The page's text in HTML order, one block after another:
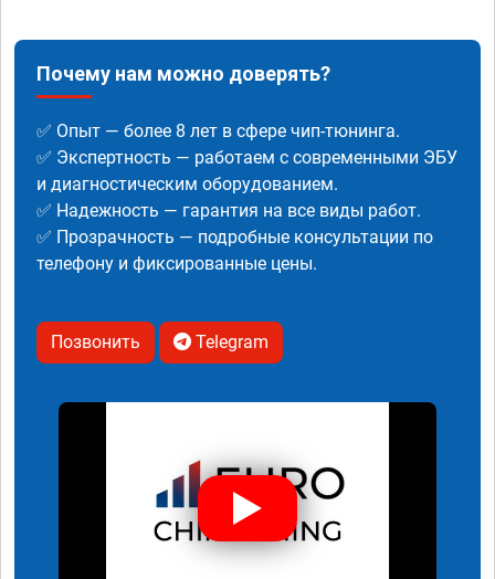
Почему нам можно доверять?
✅ Опыт — более 8 лет в сфере чип-тюнинга.
✅ Экспертность — работаем с современными ЭБУ
и диагностическим оборудованием.
✅ Надежность — гарантия на все виды работ.
✅ Прозрачность — подробные консультации по
телефону и фиксированные цены.
Позвонить Telegram